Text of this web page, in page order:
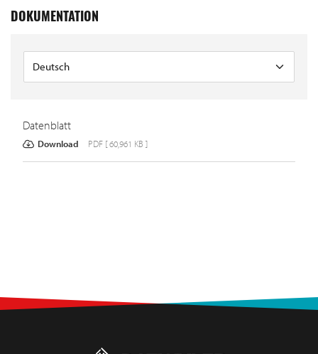
DOKUMENTATION
Datenblatt
Download PDF [ 60,961 KB ]